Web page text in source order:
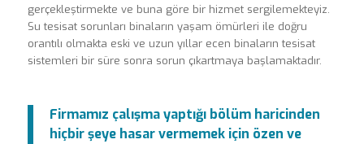
gerçekleştirmekte ve buna göre bir hizmet sergilemekteyiz.
Su tesisat sorunları binaların yaşam ömürleri ile doğru
orantılı olmakta eski ve uzun yıllar ecen binaların tesisat
sistemleri bir süre sonra sorun çıkartmaya başlamaktadır.
Firmamız çalışma yaptığı bölüm haricinden
hiçbir şeye hasar vermemek için özen ve